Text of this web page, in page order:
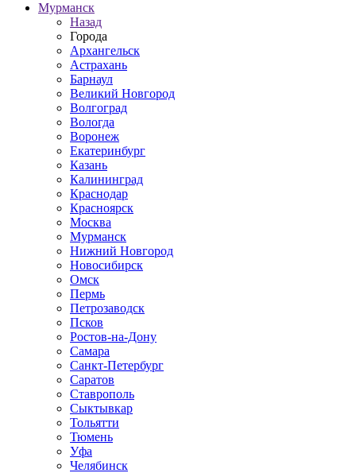
Мурманск
Назад
Города
Архангельск
Астрахань
Барнаул
Великий Новгород
Волгоград
Вологда
Воронеж
Екатеринбург
Казань
Калининград
Краснодар
Красноярск
Москва
Мурманск
Нижний Новгород
Новосибирск
Омск
Пермь
Петрозаводск
Псков
Ростов-на-Дону
Самара
Санкт-Петербург
Саратов
Ставрополь
Сыктывкар
Тольятти
Тюмень
Уфа
Челябинск